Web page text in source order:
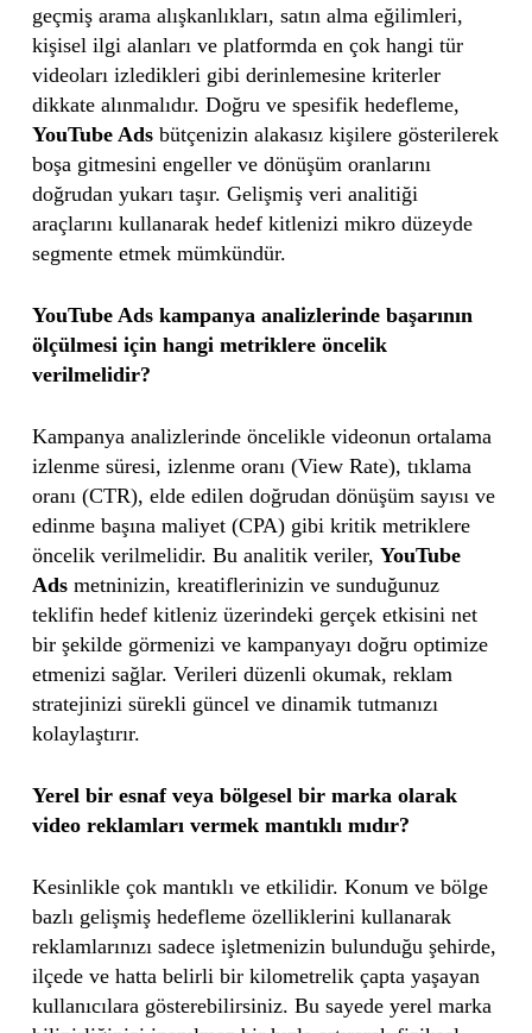
geçmiş arama alışkanlıkları, satın alma eğilimleri,
kişisel ilgi alanları ve platformda en çok hangi tür
videoları izledikleri gibi derinlemesine kriterler
dikkate alınmalıdır. Doğru ve spesifik hedefleme,
YouTube Adsbütçenizin alakasız kişilere gösterilerek
boşa gitmesini engeller ve dönüşüm oranlarını
doğrudan yukarı taşır. Gelişmiş veri analitiği
araçlarını kullanarak hedef kitlenizi mikro düzeyde
segmente etmek mümkündür.
YouTube Ads kampanya analizlerinde başarının
ölçülmesi için hangi metriklere öncelik
verilmelidir?
Kampanya analizlerinde öncelikle videonun ortalama
izlenme süresi, izlenme oranı (View Rate), tıklama
oranı (CTR), elde edilen doğrudan dönüşüm sayısı ve
edinme başına maliyet (CPA) gibi kritik metriklere
öncelik verilmelidir. Bu analitik veriler, YouTube
Adsmetninizin, kreatiflerinizin ve sunduğunuz
teklifin hedef kitleniz üzerindeki gerçek etkisini net
bir şekilde görmenizi ve kampanyayı doğru optimize
etmenizi sağlar. Verileri düzenli okumak, reklam
stratejinizi sürekli güncel ve dinamik tutmanızı
kolaylaştırır.
Yerel bir esnaf veya bölgesel bir marka olarak
video reklamları vermek mantıklı mıdır?
Kesinlikle çok mantıklı ve etkilidir. Konum ve bölge
bazlı gelişmiş hedefleme özelliklerini kullanarak
reklamlarınızı sadece işletmenizin bulunduğu şehirde,
ilçede ve hatta belirli bir kilometrelik çapta yaşayan
kullanıcılara gösterebilirsiniz. Bu sayede yerel marka